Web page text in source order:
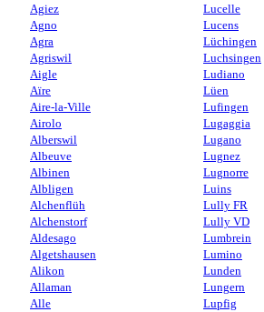
Agiez
Agno
Agra
Agriswil
Aigle
Aïre
Aire-la-Ville
Airolo
Alberswil
Albeuve
Albinen
Albligen
Alchenflüh
Alchenstorf
Aldesago
Algetshausen
Alikon
Allaman
Alle
Lucelle
Lucens
Lüchingen
Luchsingen
Ludiano
Lüen
Lufingen
Lugaggia
Lugano
Lugnez
Lugnorre
Luins
Lully FR
Lully VD
Lumbrein
Lumino
Lunden
Lungern
Lupfig